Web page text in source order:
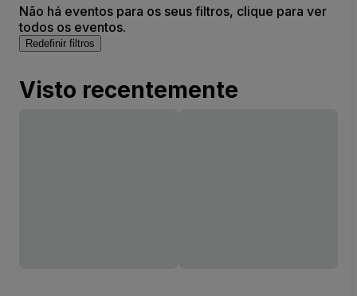
Não há eventos para os seus filtros, clique para ver
todos os eventos.
Redefinir filtros
Visto recentemente